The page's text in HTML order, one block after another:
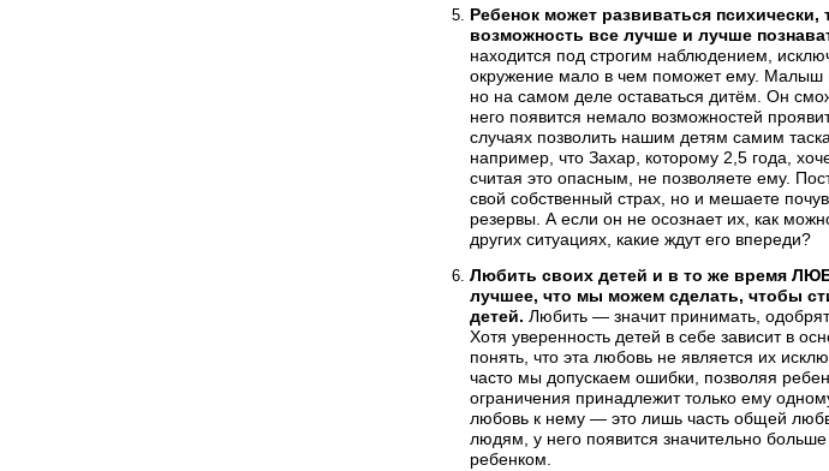
Ребенок может развиваться психически,
возможность все лучше и лучше
находится под строгим наблюдением,
окружение мало в чем поможет ему. Малыш
но на самом деле оставаться дитём. Он
него появится немало возможностей
случаях позволить нашим детям самим
например, что Захар, которому 2,5 года,
считая это опас­ным, не позволяете ему.
свой собственный страх, но и мешаете
резервы. А если он не осознает их, как
других ситуациях, какие ждут его впереди?
Любить своих детей и в то же время
лучшее, что мы можем сделать, чтобы
детей. Любить — значит принимать,
Хотя уверенность детей в себе зависит в
понять, что эта любовь не является их
часто мы допускаем ошибки, позволяя
ограничения принадлежит только ему
любовь к нему — это лишь часть общей
людям, у него появится значительно
ребенком.